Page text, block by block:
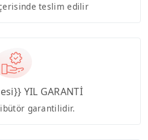
teslim edilir
YIL GARANTİ
garantilidir.